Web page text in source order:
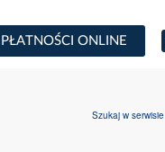
PŁATNOŚCI ONLINE
Szukaj w serwisie